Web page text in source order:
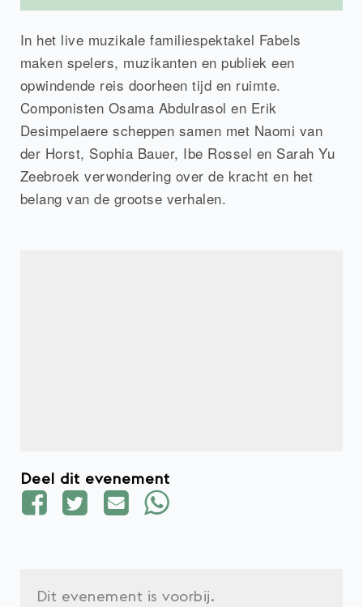
In het live muzikale familiespektakel Fabels
maken spelers, muzikanten en publiek een
opwindende reis doorheen tijd en ruimte.
Componisten Osama Abdulrasol en Erik
Desimpelaere scheppen samen met Naomi van
der Horst, Sophia Bauer, Ibe Rossel en Sarah Yu
Zeebroek verwondering over de kracht en het
belang van de grootse verhalen.
Deel dit evenement
Dit evenement is voorbij.